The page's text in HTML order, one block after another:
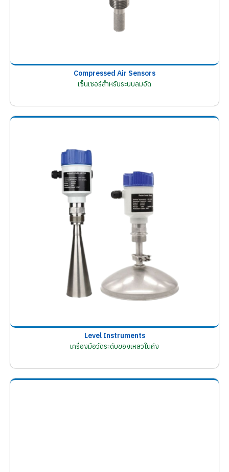
Compressed Air Sensors
เซ็นเซอร์สำหรับระบบลมอัด
Level Instruments
เครื่องมือวัดระดับของเหลวในถัง